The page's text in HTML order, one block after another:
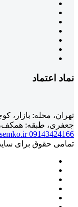
نماد اعتماد
جعفری، طبقه:
09143424166
تمامی حقوق برای